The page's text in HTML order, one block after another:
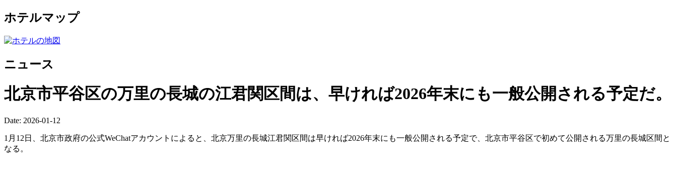
ホテルマップ
ニュース
北京市平谷区の万里の長城の江君関区間は、早ければ2026年末にも一般公開される予定だ。
Date: 2026-01-12
1月12日、北京市政府の公式WeChatアカウントによると、北京万里の長城江君関区間は早ければ2026年末にも一般公開される予定で、北京市平谷区で初めて公開される万里の長城区間と
なる。